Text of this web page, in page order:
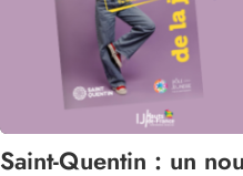
Saint-Quentin : un